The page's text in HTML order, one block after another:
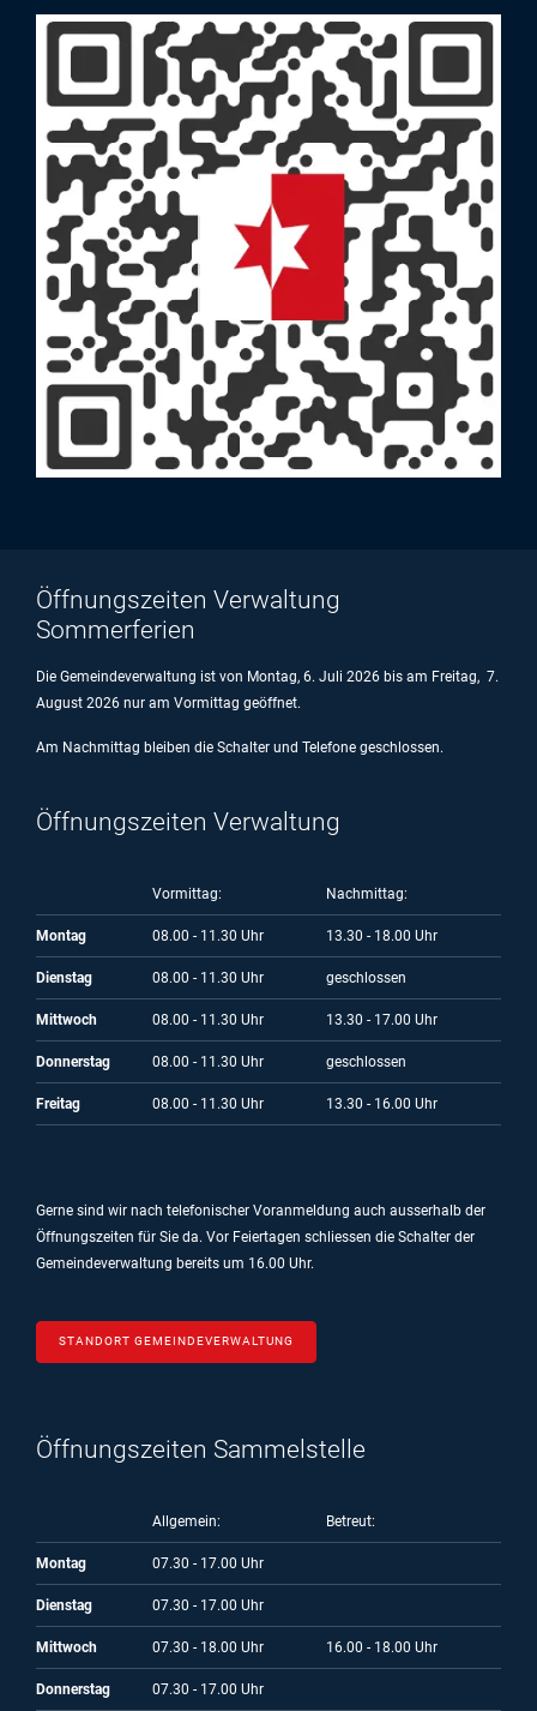
Öffnungszeiten Verwaltung
Sommerferien
Die Gemeindeverwaltung ist von Montag, 6. Juli 2026 bis am Freitag, 7.
August 2026 nur am Vormittag geöffnet.
Am Nachmittag bleiben die Schalter und Telefone geschlossen.
Öffnungszeiten Verwaltung
Vormittag: Nachmittag:
Montag 08.00 - 11.30 Uhr 13.30 - 18.00 Uhr
Dienstag 08.00 - 11.30 Uhr geschlossen
Mittwoch 08.00 - 11.30 Uhr 13.30 - 17.00 Uhr
Donnerstag 08.00 - 11.30 Uhr geschlossen
Freitag 08.00 - 11.30 Uhr 13.30 - 16.00 Uhr
Gerne sind wir nach telefonischer Voranmeldung auch ausserhalb der
Öffnungszeiten für Sie da. Vor Feiertagen schliessen die Schalter der
Gemeindeverwaltung bereits um 16.00 Uhr.
STANDORT GEMEINDEVERWALTUNG
Öffnungszeiten Sammelstelle
Allgemein: Betreut:
Montag 07.30 - 17.00 Uhr
Dienstag 07.30 - 17.00 Uhr
Mittwoch 07.30 - 18.00 Uhr 16.00 - 18.00 Uhr
Donnerstag 07.30 - 17.00 Uhr